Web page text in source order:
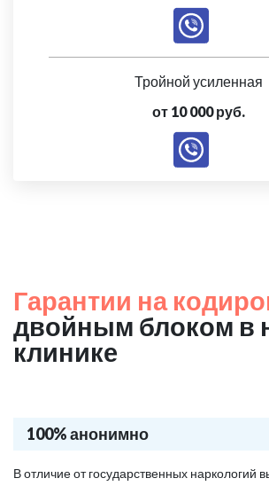
Тройной усиленная
от 10 000 руб.
Гарантии на
двойным блоком в
клинике
100% анонимно
В отличие от государственных наркологий